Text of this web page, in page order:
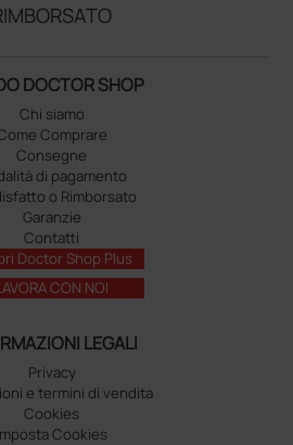
DOCTOR SHOP
Chi siamo
Comprare
Consegne
di pagamento
o Rimborsato
Garanzie
Contatti
Doctor Shop Plus
CON NOI
LEGALI
Privacy
e termini di vendita
Cookies
Cookies